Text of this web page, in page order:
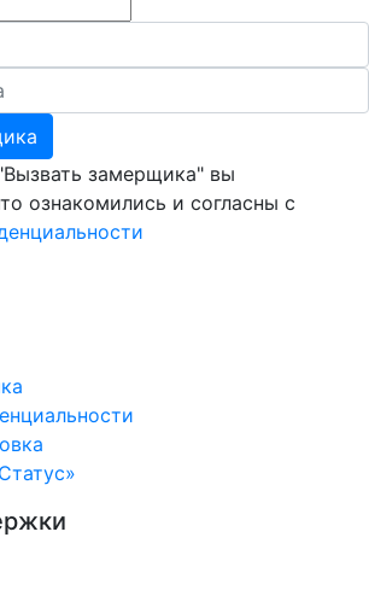
замерщика" вы
ознакомились и согласны с